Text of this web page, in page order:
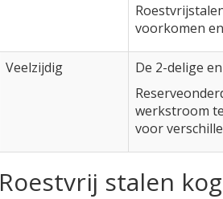
voorkomen
Veelzijdig
De 2-delige
werkstroom
voor
Roestvrij stalen